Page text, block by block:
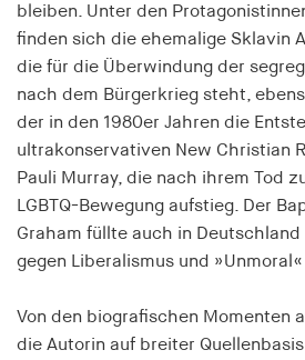
bleiben. Unter den
finden sich die ehemalige Sklavin
die für die Überwindung der
nach dem Bürgerkrieg steht,
der in den 1980er Jahren die
ultrakonservativen New Christian
Pauli Murray, die nach ihrem Tod
LGBTQ-Bewegung aufstieg. Der
Graham füllte auch in
gegen Liberalismus und
Von den biografischen Momenten
die Autorin auf breiter
Cookie Laufzeit:
Sitzung
fonts_loaded
Name:
fonts_loaded
Anbieter:
hamburger-edition.de
7 Tage